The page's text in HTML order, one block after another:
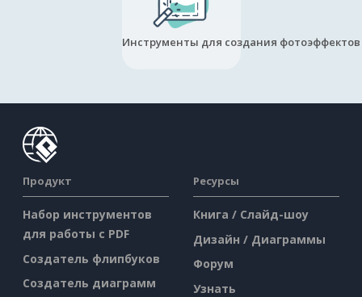
Инструменты для создания фотоэффектов
Продукт
Набор инструментов
для работы с PDF
Создатель флипбуков
Создатель диаграмм
Ресурсы
Книга / Слайд-шоу
Дизайн / Диаграммы
Форум
Узнать